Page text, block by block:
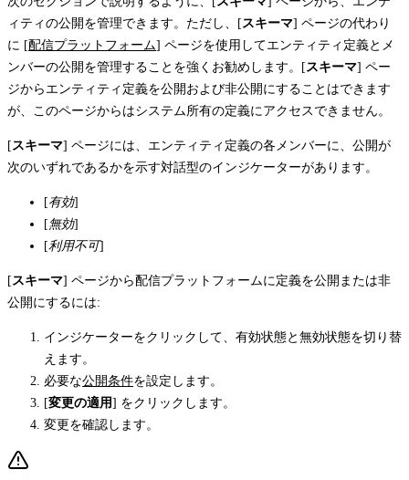
ィティの公開を管理できます。ただし、[ スキーマ] ページの代わり
に [配信プラットフォーム] ページを使用してエンティティ定義とメ
ンバーの公開を管理することを強くお勧めします。[ スキーマ] ペー
ジからエンティティ定義を公開および非公開にすることはできます
が、このページからはシステム所有の定義にアクセスできません。
[ スキーマ] ページには、エンティティ定義の各メンバーに、公開が
次のいずれであるかを示す対話型のインジケーターがあります。
[有効]
[無効]
[利用不可]
[ スキーマ] ページから配信プラットフォームに定義を公開または非
公開にするには:
インジケーターをクリックして、有効状態と無効状態を切り替
えます。
必要な公開条件を設定します。
[変更の適用] をクリックします。
変更を確認します。